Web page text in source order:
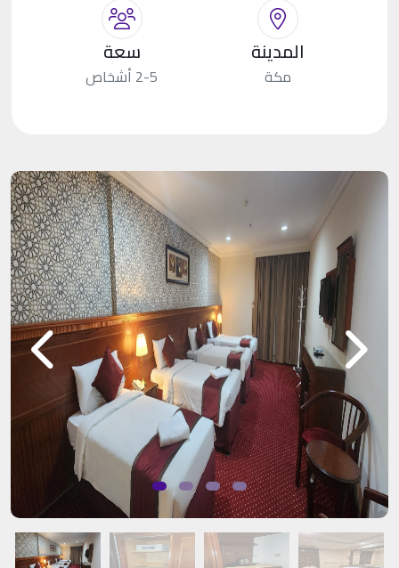
المدينة
مكة
سعة
2-5 أشخاص